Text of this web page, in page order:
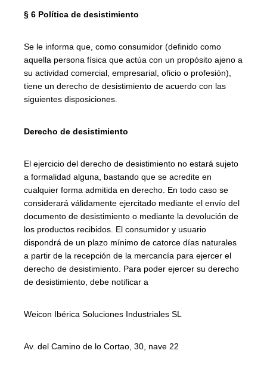
§ 6 Política de desistimiento
Se le informa que, como consumidor (definido como
aquella persona física que actúa con un propósito ajeno a
su actividad comercial, empresarial, oficio o profesión),
tiene un derecho de desistimiento de acuerdo con las
siguientes disposiciones.
Derecho de desistimiento
El ejercicio del derecho de desistimiento no estará sujeto
a formalidad alguna, bastando que se acredite en
cualquier forma admitida en derecho. En todo caso se
considerará válidamente ejercitado mediante el envío del
documento de desistimiento o mediante la devolución de
los productos recibidos. El consumidor y usuario
dispondrá de un plazo mínimo de catorce días naturales
a partir de la recepción de la mercancía para ejercer el
derecho de desistimiento. Para poder ejercer su derecho
de desistimiento, debe notificar a
Weicon Ibérica Soluciones Industriales SL
Av. del Camino de lo Cortao, 30, nave 22